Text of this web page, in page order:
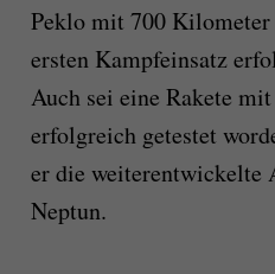
Peklo mit 700
ersten Kampfeinsatz
Auch sei eine Rakete
erfolgreich getestet
er die weiterentwickelte
Neptun.